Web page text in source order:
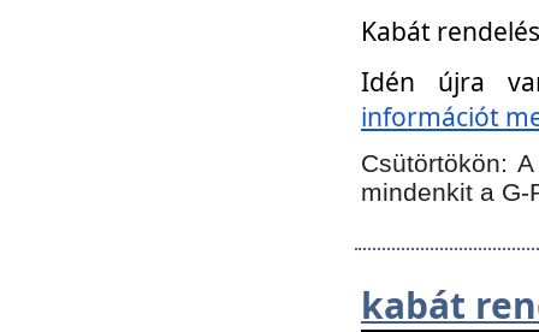
Kabát
Idén újra
információt
Csütörtökön:A
mindenkit a G-
kabát